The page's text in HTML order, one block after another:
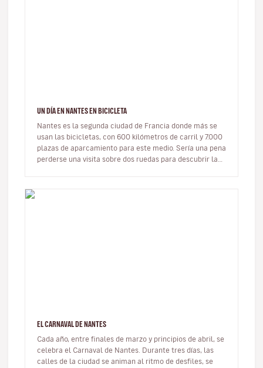
UN DÍA EN NANTES EN BICICLETA
Nantes es la segunda ciudad de Francia donde más se
usan las bicicletas, con 600 kilómetros de carril y 7.000
plazas de aparcamiento para este medio. Sería una pena
perderse una visita sobre dos ruedas para descubrir la
EL CARNAVAL DE NANTES
Cada año, entre finales de marzo y principios de abril, se
celebra el Carnaval de Nantes. Durante tres días, las
calles de la ciudad se animan al ritmo de desfiles, se